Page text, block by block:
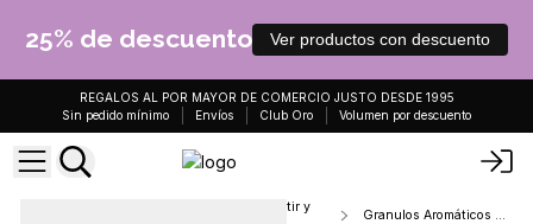
25% de descuento Ver productos con descuento
REGALOS AL POR MAYOR DE COMERCIO JUSTO DESDE 1995
Sin pedido mínimo
Envíos Club Oro Volumen por descuento
Tabletas de cera de soja para derretir y
Granulos Aromáticos para la Casa